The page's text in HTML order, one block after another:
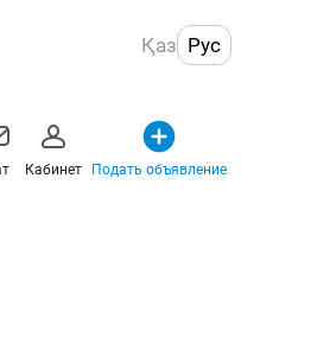
Қаз Рус
Кабинет Подать объявление